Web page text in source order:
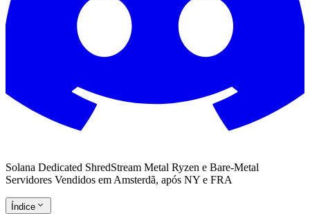
Solana Dedicated ShredStream Metal Ryzen e Bare-Metal
Servidores Vendidos em Amsterdã, após NY e FRA
Índice